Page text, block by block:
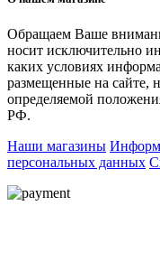
Обращаем Ваше
носит исключительно
каких условиях
размещенные на сайте,
определяемой
РФ.
Наши магазины
персональных данных